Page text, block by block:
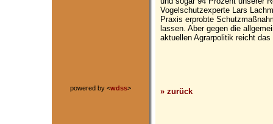
powered by <wdss>
Vogelschutzexperte Lars
Praxis erprobte
lassen. Aber gegen die
aktuellen Agrarpolitik reicht das
» zurück